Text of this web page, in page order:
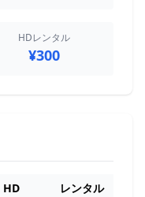
HDレンタル
¥300
HD
レンタル